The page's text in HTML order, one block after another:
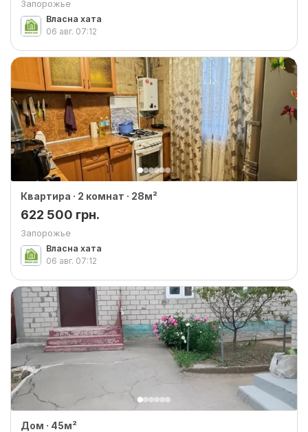
Запорожье
Власна хата
06 авг. 07:12
Квартира · 2 комнат · 28м²
622 500 грн.
Запорожье
Власна хата
06 авг. 07:12
Дом · 45м²